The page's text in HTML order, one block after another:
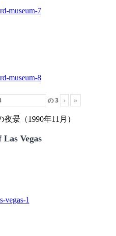
の3 › »
夜景（1990年11月）
Vegas